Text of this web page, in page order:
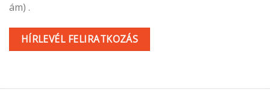
ám) .
HÍRLEVÉL FELIRATKOZÁS